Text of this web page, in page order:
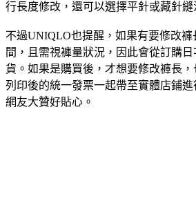
行長度修改，還可以選擇平針或藏針縫
不過UNIQLO也提醒，如果有要修改
間，且需視褲量狀況，因此會從訂購日
貨。如果是購買後，才想要修改褲長
列印後的統一發票一起帶至實體店鋪
網友大贊好貼心。